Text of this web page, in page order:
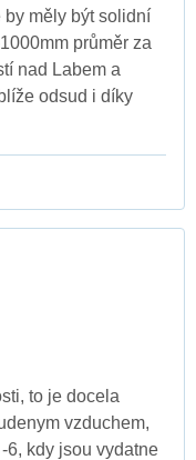
by měly být solidní
průměr za
nad Labem a
odsud i díky
to je docela
vzduchem,
6, kdy jsou vydatne